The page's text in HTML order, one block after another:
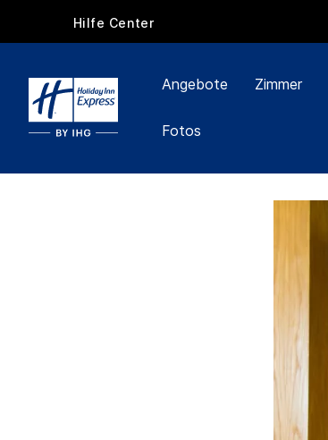
Hilfe Center
Angebote Zimmer
Fotos